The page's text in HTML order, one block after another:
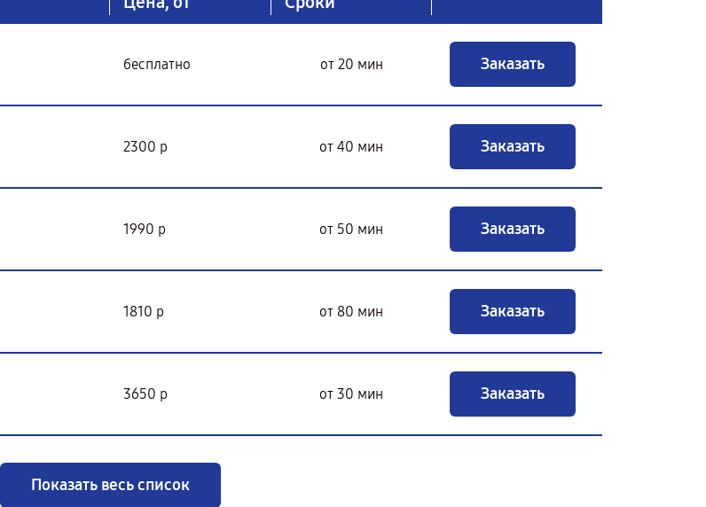
бесплатно от 20 мин Заказать
2300 р от 40 мин Заказать
1990 р от 50 мин Заказать
1810 р от 80 мин Заказать
3650 р от 30 мин Заказать
Показать весь список